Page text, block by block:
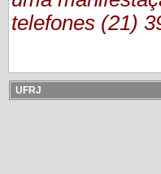
telefones (21)
UFRJ